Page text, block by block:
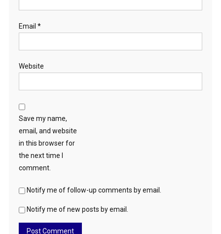
Email *
Website
Save my name,
email, and website
in this browser for
the next time I
comment.
Notify me of follow-up comments by email.
Notify me of new posts by email.